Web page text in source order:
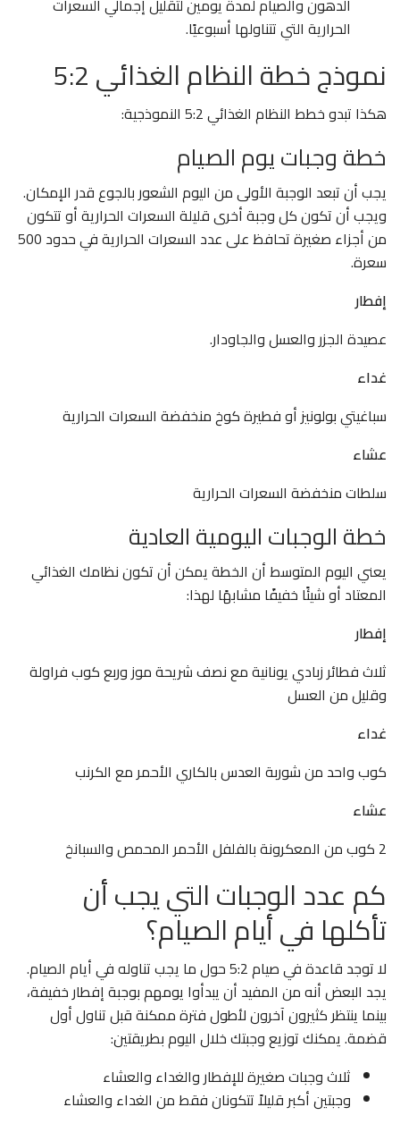
الدهون والصيام لمدة يومين لتقليل إجمالي السعرات
الحرارية التي تتناولها أسبوعيًا.
نموذج خطة النظام الغذائي 5:2
هكذا تبدو خطط النظام الغذائي 5:2 النموذجية:
خطة وجبات يوم الصيام
يجب أن تبعد الوجبة الأولى من اليوم الشعور بالجوع قدر الإمكان.
ويجب أن تكون كل وجبة أخرى قليلة السعرات الحرارية أو تتكون
من أجزاء صغيرة تحافظ على عدد السعرات الحرارية في حدود 500
سعرة.
إفطار
عصيدة الجزر والعسل والجاودار.
غداء
سباغيتي بولونيز أو فطيرة كوخ منخفضة السعرات الحرارية
عشاء
سلطات منخفضة السعرات الحرارية
خطة الوجبات اليومية العادية
يعني اليوم المتوسط ​​أن الخطة يمكن أن تكون نظامك الغذائي
المعتاد أو شيئًا خفيفًا مشابهًا لهذا:
إفطار
ثلاث فطائر زبادي يونانية مع نصف شريحة موز وربع كوب فراولة
وقليل من العسل
غداء
كوب واحد من شوربة العدس بالكاري الأحمر مع الكرنب
عشاء
2 كوب من المعكرونة بالفلفل الأحمر المحمص والسبانخ
كم عدد الوجبات التي يجب أن
تأكلها في أيام الصيام؟
لا توجد قاعدة في صيام 5:2 حول ما يجب تناوله في أيام الصيام.
يجد البعض أنه من المفيد أن يبدأوا يومهم بوجبة إفطار خفيفة،
بينما ينتظر كثيرون آخرون لأطول فترة ممكنة قبل تناول أول
قضمة. يمكنك توزيع وجبتك خلال اليوم بطريقتين:
ثلاث وجبات صغيرة للإفطار والغداء والعشاء
وجبتين أكبر قليلاً تتكونان فقط من الغداء والعشاء